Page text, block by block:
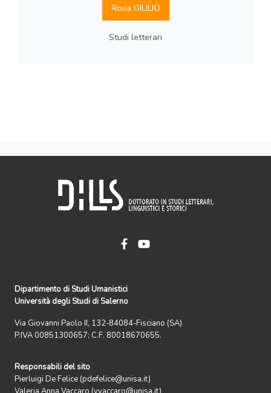
Rosa GIULIO
Studi letterari
Dipartimento di Studi Umanistici
Università degli Studi di Salerno
Via Giovanni Paolo II, 132-84084-Fisciano (SA)
P.IVA 00851300657; C.F. 80018670655.
Responsabili del sito
Pierluigi De Felice (pdefelice@unisa.it)